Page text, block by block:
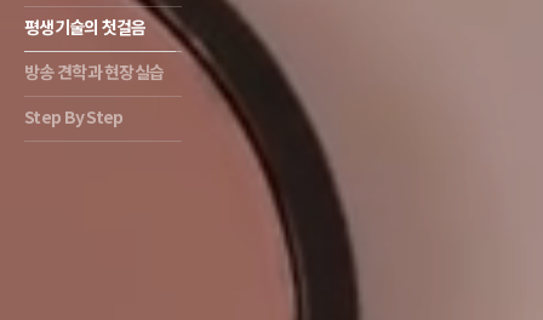
평생기술의 첫걸음
방송 견학과 현장실습
Step By Step